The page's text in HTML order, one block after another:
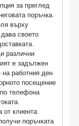
за преглед
поръчка.
върху
своето
различни
е задължен
на работния ден
посещение
телефона
клиента.
поръчката